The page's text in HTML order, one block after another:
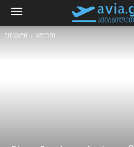
მთავარი ბლოგი